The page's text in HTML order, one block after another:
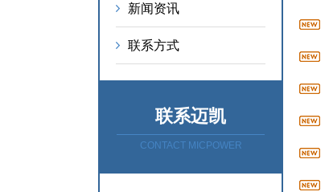
新闻资讯
联系方式
联系迈凯
CONTACT MICPOWER